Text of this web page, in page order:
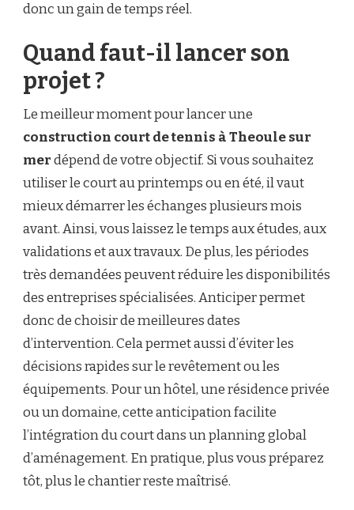
donc un gain de temps réel.
Quand faut-il lancer son
projet ?
Le meilleur moment pour lancer une
construction court de tennis à Theoule sur
merdépend de votre objectif. Si vous souhaitez
utiliser le court au printemps ou en été, il vaut
mieux démarrer les échanges plusieurs mois
avant. Ainsi, vous laissez le temps aux études, aux
validations et aux travaux. De plus, les périodes
très demandées peuvent réduire les disponibilités
des entreprises spécialisées. Anticiper permet
donc de choisir de meilleures dates
d’intervention. Cela permet aussi d’éviter les
décisions rapides sur le revêtement ou les
équipements. Pour un hôtel, une résidence privée
ou un domaine, cette anticipation facilite
l’intégration du court dans un planning global
d’aménagement. En pratique, plus vous préparez
tôt, plus le chantier reste maîtrisé.